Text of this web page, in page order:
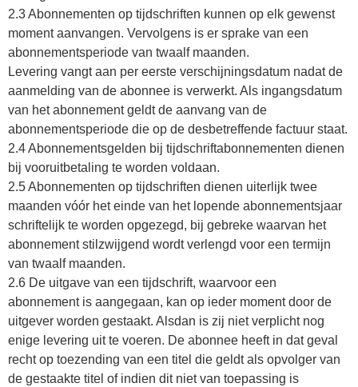
2.3 Abonnementen op tijdschriften kunnen op elk gewenst
moment aanvangen. Vervolgens is er sprake van een
abonnementsperiode van twaalf maanden.
Levering vangt aan per eerste verschijningsdatum nadat de
aanmelding van de abonnee is verwerkt. Als ingangsdatum
van het abonnement geldt de aanvang van de
abonnementsperiode die op de desbetreffende factuur staat.
2.4 Abonnementsgelden bij tijdschriftabonnementen dienen
bij vooruitbetaling te worden voldaan.
2.5 Abonnementen op tijdschriften dienen uiterlijk twee
maanden vóór het einde van het lopende abonnementsjaar
schriftelijk te worden opgezegd, bij gebreke waarvan het
abonnement stilzwijgend wordt verlengd voor een termijn
van twaalf maanden.
2.6 De uitgave van een tijdschrift, waarvoor een
abonnement is aangegaan, kan op ieder moment door de
uitgever worden gestaakt. Alsdan is zij niet verplicht nog
enige levering uit te voeren. De abonnee heeft in dat geval
recht op toezending van een titel die geldt als opvolger van
de gestaakte titel of indien dit niet van toepassing is